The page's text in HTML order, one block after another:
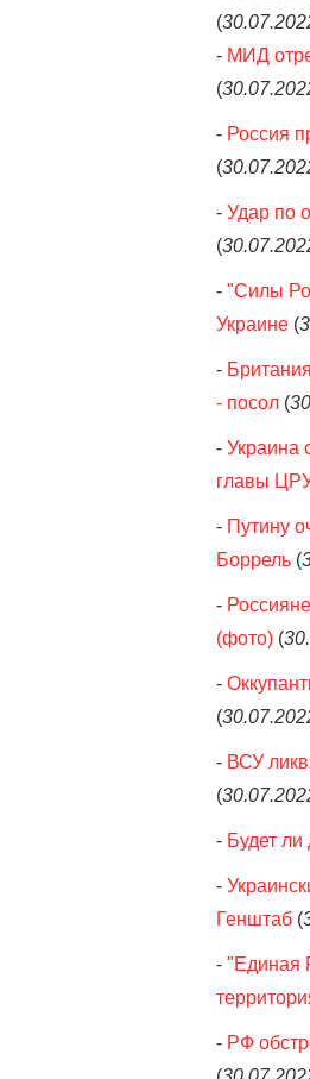
(
- МИД
(
- Россия
(
- Удар по
(
- "Силы
Украине (
-
- посол (
- Украина
главы
- Путину
Боррель (
-
(фото) (
-
(
- ВСУ
(
- Будет ли
-
Генштаб (
- "Единая
- РФ